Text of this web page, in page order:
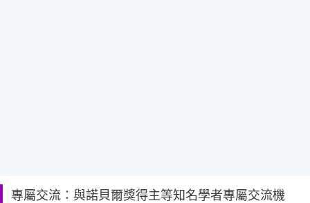
專屬交流：與諾貝爾獎得主等知名學者專屬交流機